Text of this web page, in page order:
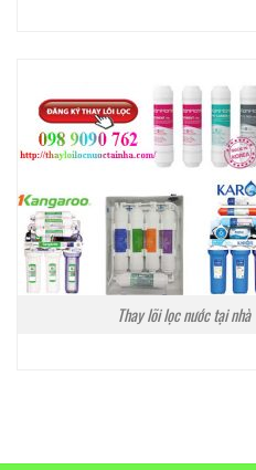
Thay lõi lọc nước tại nhà